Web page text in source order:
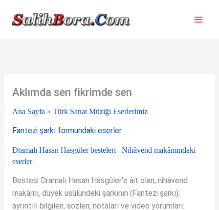
Aklımda sen fikrimde sen
Ana Sayfa » Türk Sanat Müziği Eserlerimiz
Fantezi şarkı formundaki eserler
Dramalı Hasan Hasgüler besteleri
Nihâvend makâmındaki
eserler
Bestesi Dramalı Hasan Hasgüler'e âit olan, nihâvend
makâmı, düyek usûlündeki şarkının (Fantezi şarkı);
ayrıntılı bilgileri, sözleri, notaları ve video yorumları..